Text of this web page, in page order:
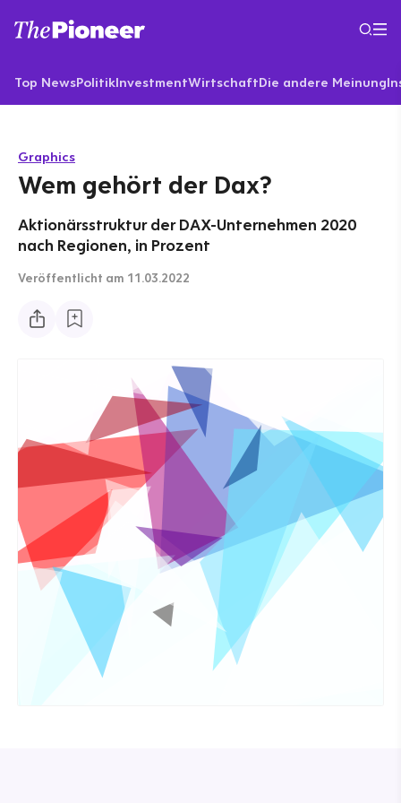
Top NewsPolitikInvestmentWirtschaftDie andere Meinung
Graphics
Wem gehört der Dax?
Aktionärsstruktur der DAX-Unternehmen 2020
nach Regionen, in Prozent
Veröffentlicht am 11.03.2022